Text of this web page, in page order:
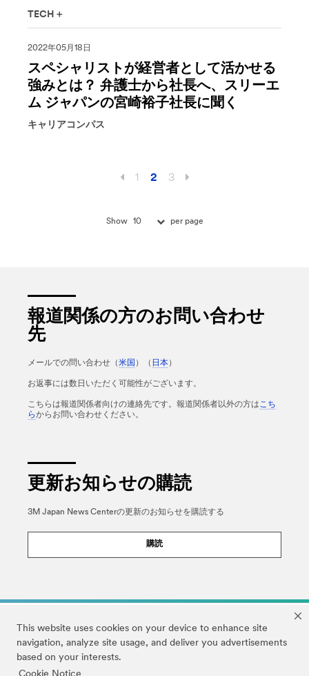
This website uses cookies on your device to enhance site
navigation, analyze site usage, and deliver you advertisements
based on your interests.
TECH＋
2022年05月18日
スペシャリストが経営者として活かせる
強みとは？ 弁護士から社長へ、スリーエ
ム ジャパンの宮崎裕子社長に聞く
キャリアコンパス
Show 10 per page
1 2 3
報道関係の方のお問い合わせ
先
メールでの問い合わせ（米国 ）（ 日本）
お返事には数日いただく可能性がございます。
こちらは報道関係者向けの連絡先です。報道関係者以外の方はこち
らからお問い合わせください。
更新お知らせの購読
3M Japan News Centerの更新のお知らせを購読する
購読